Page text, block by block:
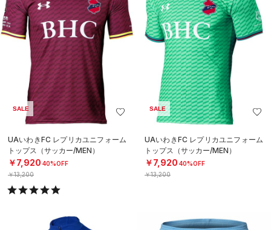
SALE
UAいわきFC レプリカユニフォーム
トップス（サッカー/MEN）
￥7,920 40%OFF
￥13,200
SALE
UAいわきFC レプリカユニフォーム
トップス（サッカー/MEN）
￥7,920 40%OFF
￥13,200